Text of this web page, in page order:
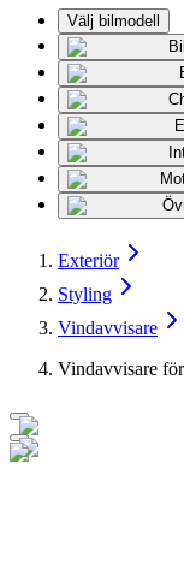
Välj bilmodell
Exteriör
Styling
Vindavvisare
Vindavvisare